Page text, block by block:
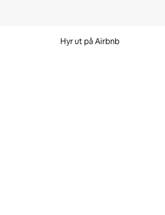
Hyr ut på Airbnb